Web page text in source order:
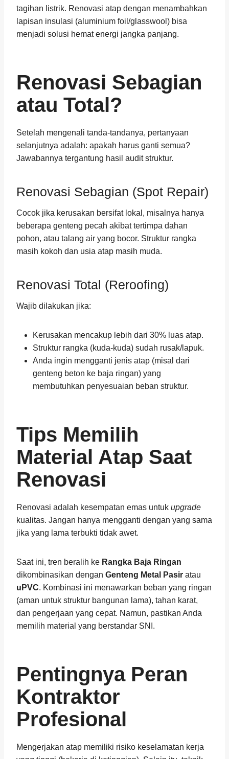
tagihan listrik. Renovasi atap dengan menambahkan
lapisan insulasi (aluminium foil/glasswool) bisa
menjadi solusi hemat energi jangka panjang.
Renovasi Sebagian
atau Total?
Setelah mengenali tanda-tandanya, pertanyaan
selanjutnya adalah: apakah harus ganti semua?
Jawabannya tergantung hasil audit struktur.
Renovasi Sebagian (Spot Repair)
Cocok jika kerusakan bersifat lokal, misalnya hanya
beberapa genteng pecah akibat tertimpa dahan
pohon, atau talang air yang bocor. Struktur rangka
masih kokoh dan usia atap masih muda.
Renovasi Total (Reroofing)
Wajib dilakukan jika:
Kerusakan mencakup lebih dari 30% luas atap.
Struktur rangka (kuda-kuda) sudah rusak/lapuk.
Anda ingin mengganti jenis atap (misal dari
genteng beton ke baja ringan) yang
membutuhkan penyesuaian beban struktur.
Tips Memilih
Material Atap Saat
Renovasi
Renovasi adalah kesempatan emas untuk upgrade
kualitas. Jangan hanya mengganti dengan yang sama
jika yang lama terbukti tidak awet.
Saat ini, tren beralih ke Rangka Baja Ringan
dikombinasikan dengan Genteng Metal Pasir atau
uPVC. Kombinasi ini menawarkan beban yang ringan
(aman untuk struktur bangunan lama), tahan karat,
dan pengerjaan yang cepat. Namun, pastikan Anda
memilih material yang berstandar SNI.
Pentingnya Peran
Kontraktor
Profesional
Mengerjakan atap memiliki risiko keselamatan kerja